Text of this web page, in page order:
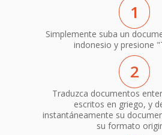
1
Simplemente suba un
indonesio y presione
2
Traduzca documentos
escritos en griego, y
instantáneamente su
su formato